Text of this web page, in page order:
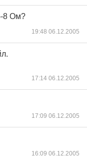
8 Ом?
19:48 06.12.2005
17:14 06.12.2005
17:09 06.12.2005
16:09 06.12.2005